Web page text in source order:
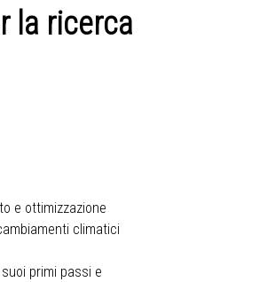
la ricerca
e ottimizzazione
climatici
suoi primi passi e